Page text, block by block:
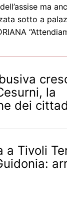
ma
sotto a
la
dei
a Tivoli